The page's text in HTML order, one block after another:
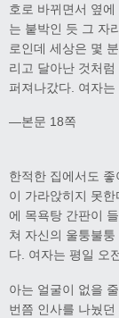
호로 바뀌면서 옆
는 붙박인 듯 그 자
로인데 세상은 몇
리고 달아난 것처
퍼져나갔다. 여자
―본문 18쪽
한적한 집에서도
이 가라앉히지 못
에 목욕탕 간판이
쳐 자신의 울퉁불
다. 여자는 평일 오
아는 얼굴이 없을
번쯤 인사를 나눴